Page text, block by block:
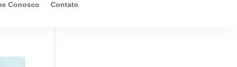
Conosco Contato